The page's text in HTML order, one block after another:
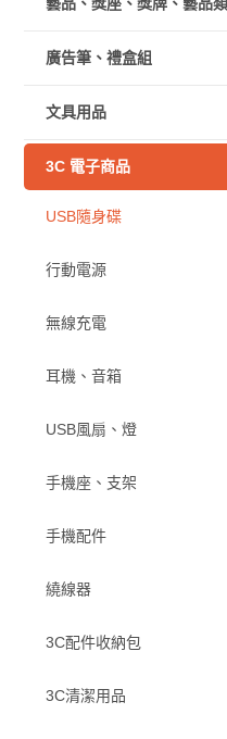
廣告筆、禮盒組
文具用品
3C 電子商品
USB隨身碟
行動電源
無線充電
耳機、音箱
USB風扇、燈
手機座、支架
手機配件
繞線器
3C配件收納包
3C清潔用品